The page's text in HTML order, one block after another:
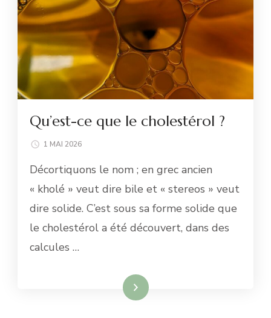
Qu’est-ce que le cholestérol ?
1 MAI 2026
Décortiquons le nom ; en grec ancien
« kholé » veut dire bile et « stereos » veut
dire solide. C’est sous sa forme solide que
le cholestérol a été découvert, dans des
calcules …
Lire la suite